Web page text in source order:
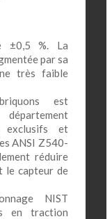
±0,5 %. La
par sa
très faible
est
exclusifs et
ANSI Z540-
réduire
le capteur de
NIST
en traction